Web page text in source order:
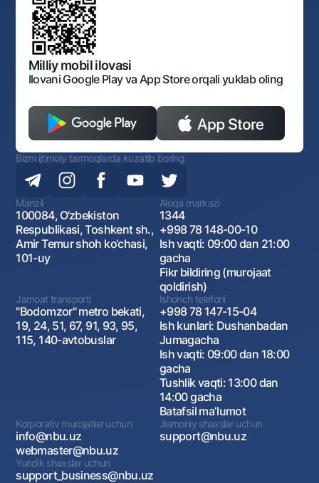
Sayt haritasi
O‘zbekiston Tasviriy san’at galereyasi
Normativ huquqiy hujjatlar
O'zbekiston Respublikasi Tashqi Iqtisodiy Faoliyat Milliy
Bankining ish tartibi va rejimi
Ochiq ma'lumotlar
Monopoliyaga qarshi komplaens
Milliy mobil ilovasi
Ilovani Google Play va App Store orqali yuklab oling
Bizni ijtimoiy tarmoqlarda kuzatib boring
Manzil
100084, O‘zbekiston
Respublikasi, Toshkent sh.,
Amir Temur shoh ko‘chasi,
101-uy
Aloqa markazi
1344
+998 78 148-00-10
Ish vaqti: 09:00 dan 21:00
gacha
Fikr bildiring (murojaat
qoldirish)
Jamoat transporti
"Bodomzor" metro bekati,
19, 24, 51, 67, 91, 93, 95,
115, 140-avtobuslar
Ishonch telefoni
+998 78 147-15-04
Ish kunlari: Dushanbadan
Jumagacha
Ish vaqti: 09:00 dan 18:00
gacha
Tushlik vaqti: 13:00 dan
14:00 gacha
Batafsil maʼlumot
Korporativ murojatlar uchun
info@nbu.uz
webmaster@nbu.uz
Jismoniy shaxslar uchun
support@nbu.uz
Yuridik shaxslar uchun
support_business@nbu.uz